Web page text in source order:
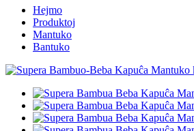
Hejmo
Produktoj
Mantuko
Bantuko